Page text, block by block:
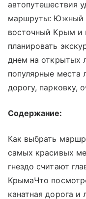
автопутешествия
маршруты: Южный
восточный Крым и
планировать
днем на открытых
популярные места
дорогу, парковку,
Содержание:
Как выбрать
самых красивых
гнездо считают
КрымаЧто
канатная дорога